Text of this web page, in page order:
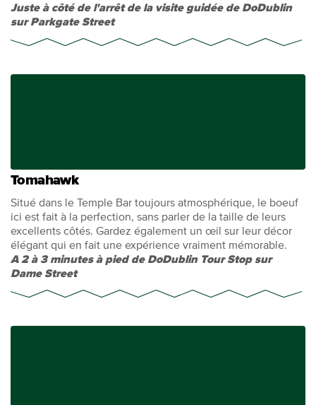
Juste à côté de l'arrêt de la visite guidée de DoDublin
sur Parkgate Street
Tomahawk
Situé dans le Temple Bar toujours atmosphérique, le boeuf
ici est fait à la perfection, sans parler de la taille de leurs
excellents côtés. Gardez également un œil sur leur décor
élégant qui en fait une expérience vraiment mémorable.
A 2 à 3 minutes à pied de DoDublin Tour Stop sur
Dame Street